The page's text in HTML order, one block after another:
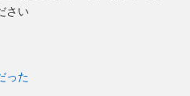
さい
った